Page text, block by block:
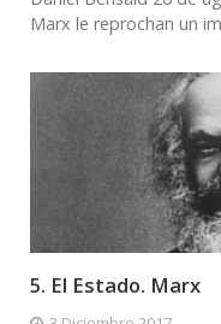
Marx le reprochan un
5. El Estado. Marx